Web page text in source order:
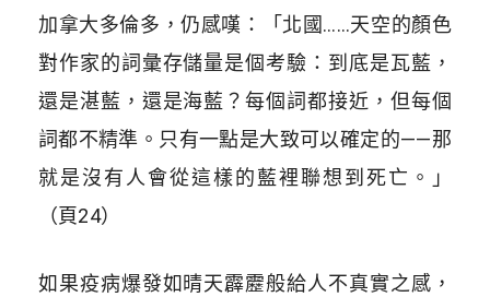
加拿大多倫多，仍感嘆：「北國……天空的顏色
對作家的詞彙存儲量是個考驗：到底是瓦藍，
還是湛藍，還是海藍？每個詞都接近，但每個
詞都不精準。只有一點是大致可以確定的——那
就是沒有人會從這樣的藍裡聯想到死亡。」
（頁24）
如果疫病爆發如晴天霹靂般給人不真實之感，